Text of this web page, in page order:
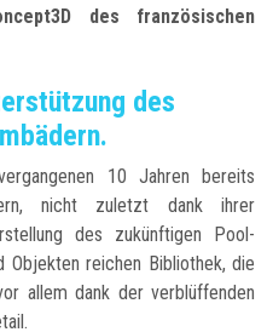
des französischen
des
10 Jahren bereits
nicht zuletzt dank ihrer
des zukünftigen Pool-
Objekten reichen Bibliothek, die
allem dank der verblüffenden